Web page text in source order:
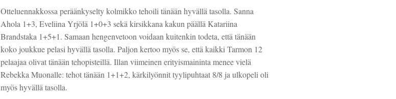
Otteluennakkossa peräänkyselty kolmikko tehoili tänään hyvällä tasolla. Sanna
Ahola 1+3, Eveliina Yrjölä 1+0+3 sekä kirsikkana kakun päällä Katariina
Brandstaka 1+5+1. Samaan hengenvetoon voidaan kuitenkin todeta, että tänään
koko joukkue pelasi hyvällä tasolla. Paljon kertoo myös se, että kaikki Tarmon 12
pelaajaa olivat tänään tehopisteillä. Illan viimeinen erityismaininta menee vielä
Rebekka Muonalle: tehot tänään 1+1+2, kärkilyönnit tyylipuhtaat 8/8 ja ulkopeli oli
myös hyvällä tasolla.